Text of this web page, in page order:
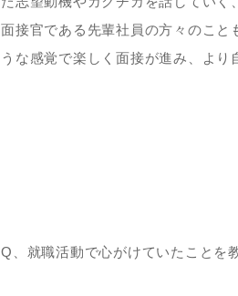
面接官である先輩社員の方々のこ
うな感覚で楽しく面接が進み、より
Q、就職活動で心がけていたことを